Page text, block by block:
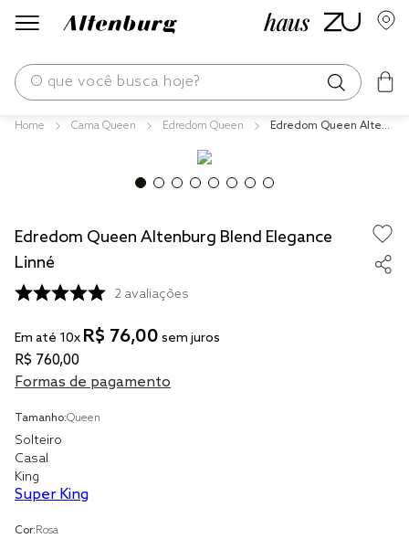
O que você busca hoje?
Cama Queen Edredom Queen
Edredom Queen Altenb
Edredom Queen Altenburg Blend Elegance
Linné
2 avaliações
Em até 10x R$ 76,00 sem juros
R$ 760,00
Formas de pagamento
Tamanho:Queen
Solteiro
Casal
King
Super King
Cor:Rosa
fronha
jogos cama
travesseiro
solteiro king
cobre leito
jogo cama
jogo cama casal